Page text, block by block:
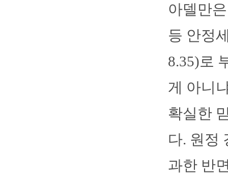
아델만
등 안정
8.35)로
게 아니
확실한
다. 원정
과한 반